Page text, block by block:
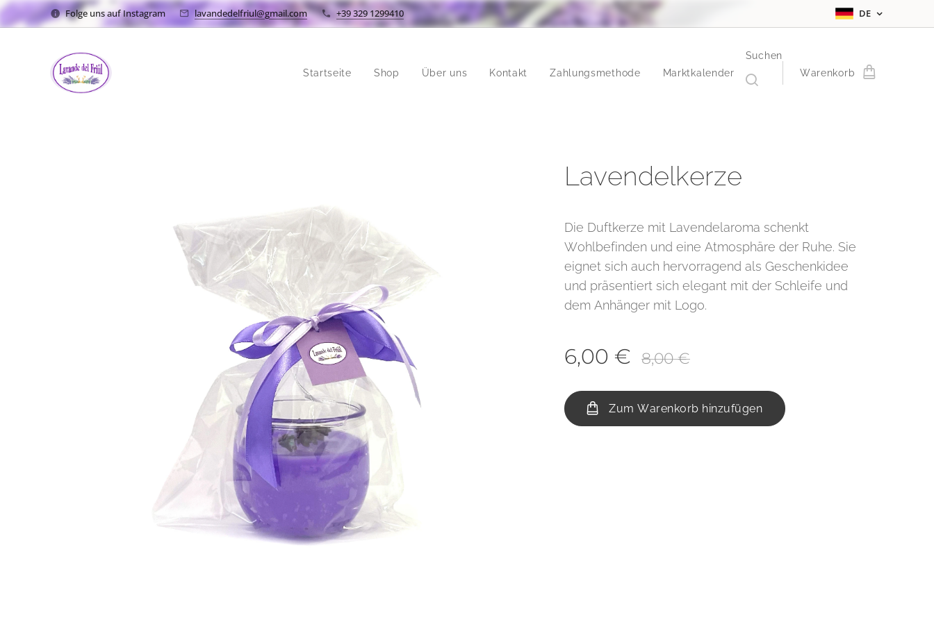
Folge uns auf Instagram lavandedelfriul@gmail.com +39 329 1299410 DE
Startseite Shop Über uns Kontakt Zahlungsmethode Marktkalender
Suchen
Warenkorb
Lavendelkerze
Die Duftkerze mit Lavendelaroma schenkt
Wohlbefinden und eine Atmosphäre der Ruhe. Sie
eignet sich auch hervorragend als Geschenkidee
und präsentiert sich elegant mit der Schleife und
dem Anhänger mit Logo.
6,00 € 8,00€
Zum Warenkorb hinzufügen